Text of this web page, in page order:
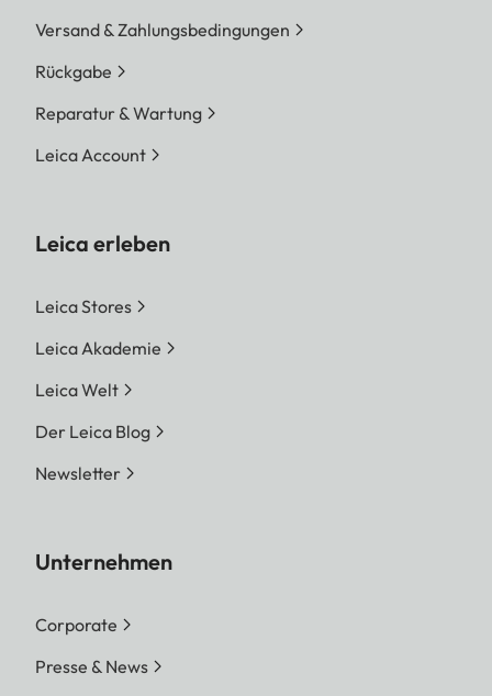
Versand & Zahlungsbedingungen
Rückgabe
Reparatur & Wartung
Leica Account
Leica erleben
Leica Stores
Leica Akademie
Leica Welt
Der Leica Blog
Newsletter
Unternehmen
Corporate
Presse & News